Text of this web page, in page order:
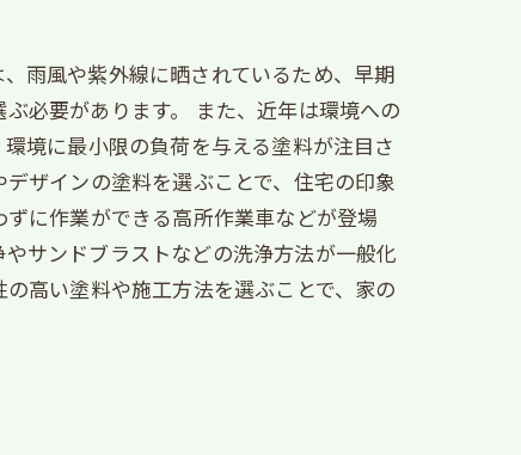
雨風や紫外線に晒されているため、早期
必要があります。 また、近年は環境への
境に最小限の負荷を与える塗料が注目さ
ザインの塗料を選ぶことで、住宅の印象
に作業ができる高所作業車などが登場
サンドブラストなどの洗浄方法が一般化
高い塗料や施工方法を選ぶことで、家の